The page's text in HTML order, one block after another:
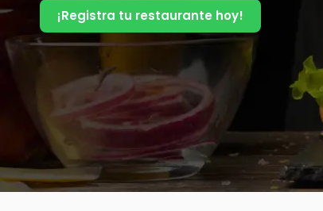
¡Registra tu restaurante hoy!